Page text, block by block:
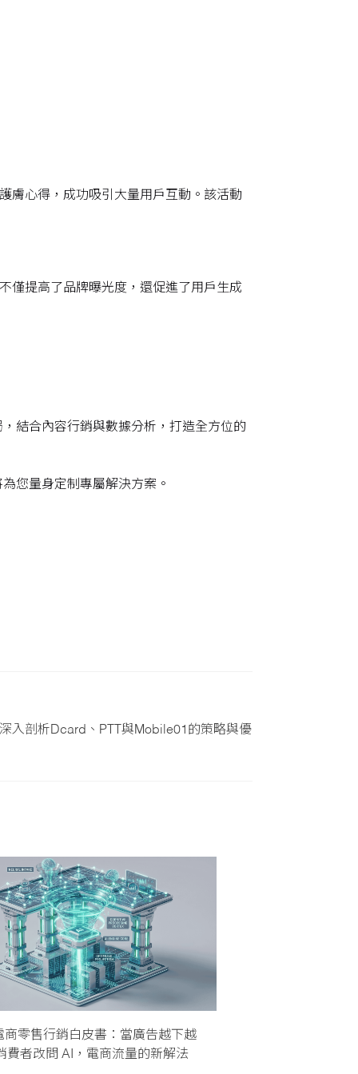
膚心得，成功吸引大量用戶互動。該活動
僅提高了品牌曝光度，還促進了用戶生成
結合內容行銷與數據分析，打造全方位的
為您量身定制專屬解決方案。
入剖析Dcard、PTT與Mobile01的策略與優
商零售行銷白皮書：當廣告越下越
費者改問 AI，電商流量的新解法